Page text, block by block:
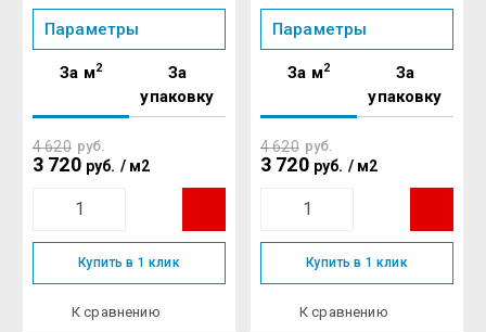
Параметры
За м2
За
упаковку
4 620 руб.
3 720 руб. / м2
Купить в 1 клик
К сравнению
Параметры
За м2
За
упаковку
4 620 руб.
3 720 руб. / м2
Купить в 1 клик
К сравнению